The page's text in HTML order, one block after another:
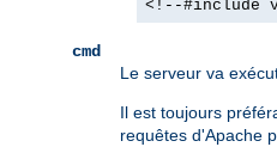
<!--#include
cmd
Le serveur va
Il est toujours
requêtes d'Apache